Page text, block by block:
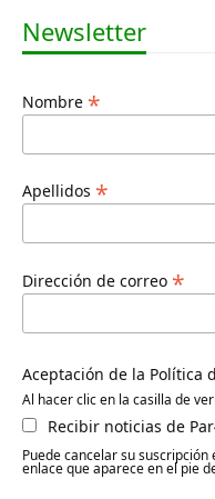
Newsletter
Nombre *
Apellidos *
Dirección de correo *
Aceptación de la Política
Al hacer clic en la casilla de
Recibir noticias de
Puede cancelar su
enlace que aparece en el pie